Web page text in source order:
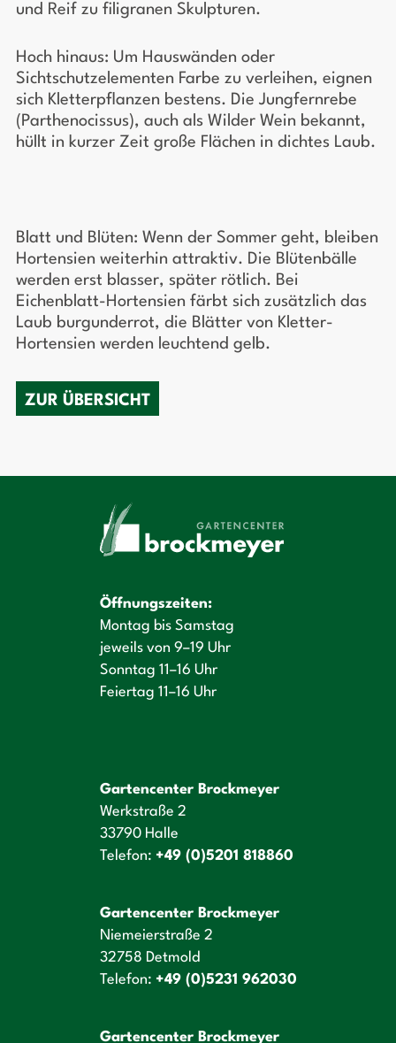
und Reif zu filigranen Skulpturen.
Hoch hinaus: Um Hauswänden oder
Sichtschutzelementen Farbe zu verleihen, eignen
sich Kletterpflanzen bestens. Die Jungfernrebe
(Parthenocissus), auch als Wilder Wein bekannt,
hüllt in kurzer Zeit große Flächen in dichtes Laub.
Blatt und Blüten: Wenn der Sommer geht, bleiben
Hortensien weiterhin attraktiv. Die Blütenbälle
werden erst blasser, später rötlich. Bei
Eichenblatt-Hortensien färbt sich zusätzlich das
Laub burgunderrot, die Blätter von Kletter-
Hortensien werden leuchtend gelb.
ZUR ÜBERSICHT
Öffnungszeiten:
Montag bis Samstag
jeweils von 9–19 Uhr
Sonntag 11–16 Uhr
Feiertag 11–16 Uhr
Gartencenter Brockmeyer
Werkstraße 2
33790 Halle
Telefon: +49 (0)5201 818860
Gartencenter Brockmeyer
Niemeierstraße 2
32758 Detmold
Telefon: +49 (0)5231 962030
Gartencenter Brockmeyer